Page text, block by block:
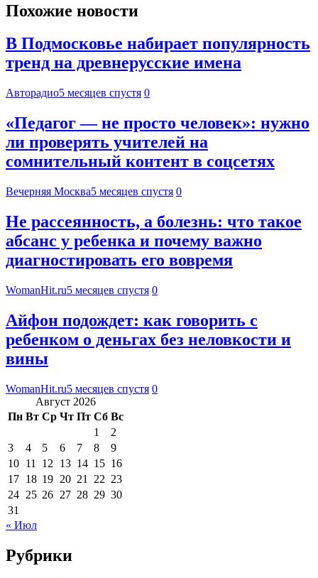
Похожие новости
В Подмосковье набирает популярность
тренд на древнерусские имена
Авторадио5 месяцев спустя 0
«Педагог — не просто человек»: нужно
ли проверять учителей на
сомнительный контент в соцсетях
Вечерняя Москва5 месяцев спустя 0
Не рассеянность, а болезнь: что такое
абсанс у ребенка и почему важно
диагностировать его вовремя
WomanHit.ru5 месяцев спустя 0
Айфон подождет: как говорить с
ребенком о деньгах без неловкости и
вины
WomanHit.ru5 месяцев спустя 0
Август 2026
Пн Вт Ср Чт Пт Сб Вс
1
2
3
4 5 6 7 8
9
10 11 12 13 14 15 16
17 18 19 20 21 22 23
24 25 26 27 28 29 30
31
« Июл
Рубрики